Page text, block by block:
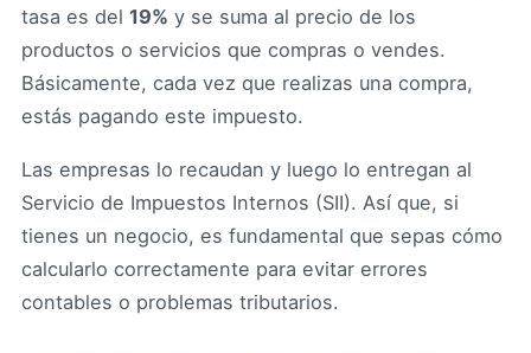
tasa es del 19% y se suma al precio de los
productos o servicios que compras o vendes.
Básicamente, cada vez que realizas una compra,
estás pagando este impuesto.
Las empresas lo recaudan y luego lo entregan al
Servicio de Impuestos Internos (SII). Así que, si
tienes un negocio, es fundamental que sepas cómo
calcularlo correctamente para evitar errores
contables o problemas tributarios.